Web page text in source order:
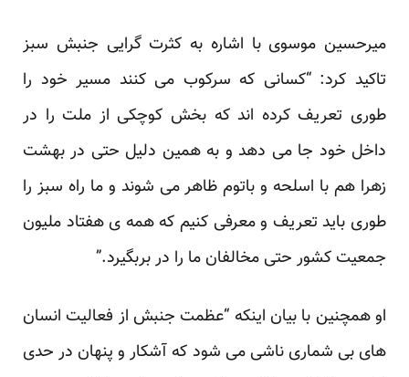
میرحسین موسوی با اشاره به کثرت گرایی جنبش سبز
تاکید کرد: “کسانی که سرکوب می کنند مسیر خود را
طوری تعریف کرده اند که بخش کوچکی از ملت را در
داخل خود جا می دهد و به همین دلیل حتی در بهشت
زهرا هم با اسلحه و باتوم ظاهر می شوند و ما راه سبز را
طوری باید تعریف و معرفی کنیم که همه ی هفتاد ملیون
جمعیت کشور حتی مخالفان ما را در بربگیرد.”
او همچنین با بیان اینکه “عظمت جنبش از فعالیت انسان
های بی شماری ناشی می شود که آشکار و پنهان در حدی